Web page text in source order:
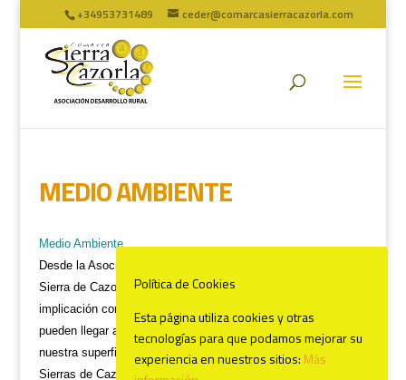
+34953731489 ceder@comarcasierracazorla.com
MEDIO AMBIENTE
Medio Ambiente
Desde la Asociación de Desarrollo Rural de la Comarca de la
Sierra de Cazorla, se ha tenido desde siempre una elevada
implicación con los problemas ambientales que afectan o
pueden llegar a afectar a nuestro territorio. Con el 40 % de
nuestra superficie perteneciente al Parque Natural de las
Sierras de Cazorla, Segura y las Villas, el Paraje Natural Alto
Política de Cookies
Esta página utiliza cookies y otras
tecnologías para que podamos mejorar su
experiencia en nuestros sitios: Más